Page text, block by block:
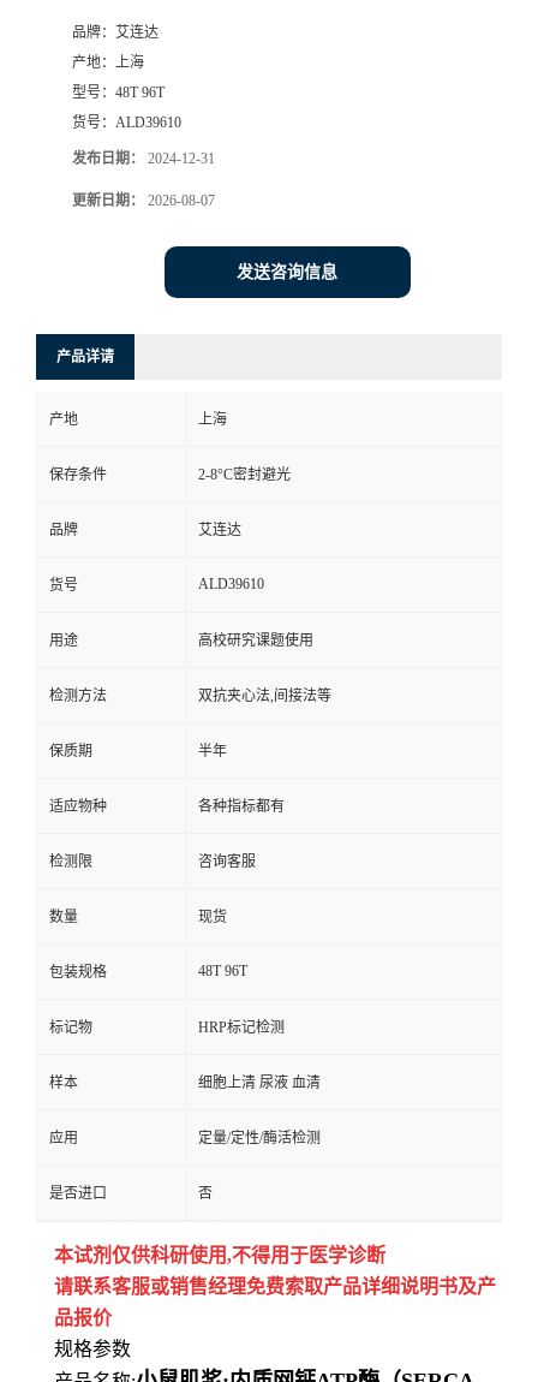
品牌： 艾连达
产地： 上海
型号： 48T 96T
货号： ALD39610
发布日期： 2024-12-31
更新日期： 2026-08-07
发送咨询信息
产品详请
产地 上海
保存条件 2-8°C密封避光
品牌 艾连达
货号 ALD39610
用途 高校研究课题使用
检测方法 双抗夹心法,间接法等
保质期 半年
适应物种 各种指标都有
检测限 咨询客服
数量 现货
包装规格 48T 96T
标记物 HRP标记检测
样本 细胞上清 尿液 血清
应用 定量/定性/酶活检测
是否进口 否
本试剂仅供科研使用,不得用于医学诊断
请联系客服或销售经理免费索取产品详细说明书及产
品报价
规格参数